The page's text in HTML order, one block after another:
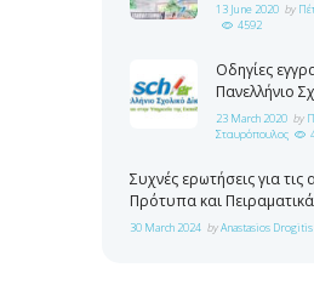
13 June 2020 by
4592
Οδηγίες
Πανελλήνιο
23 March 2020 by
Σταυρόπουλος
Συχνές ερωτήσεις για τις
Πρότυπα και Πειραματικά
30 March 2024 byAnastasios Drogitis